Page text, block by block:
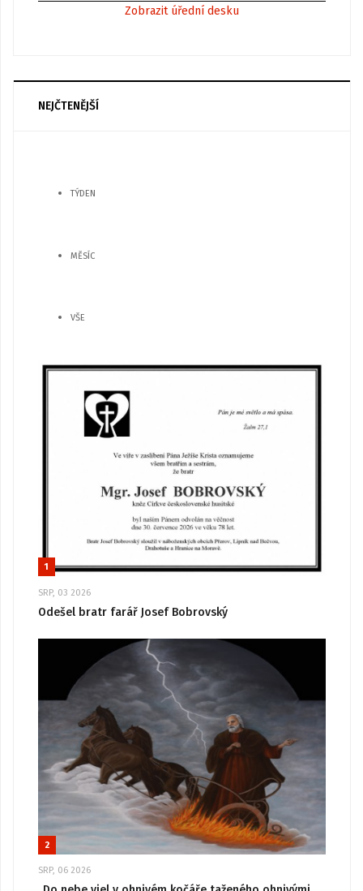
Zobrazit úřední desku
NEJČTENĚJŠÍ
TÝDEN
MĚSÍC
VŠE
1
SRP, 03 2026
Odešel bratr farář Josef Bobrovský
2
SRP, 06 2026